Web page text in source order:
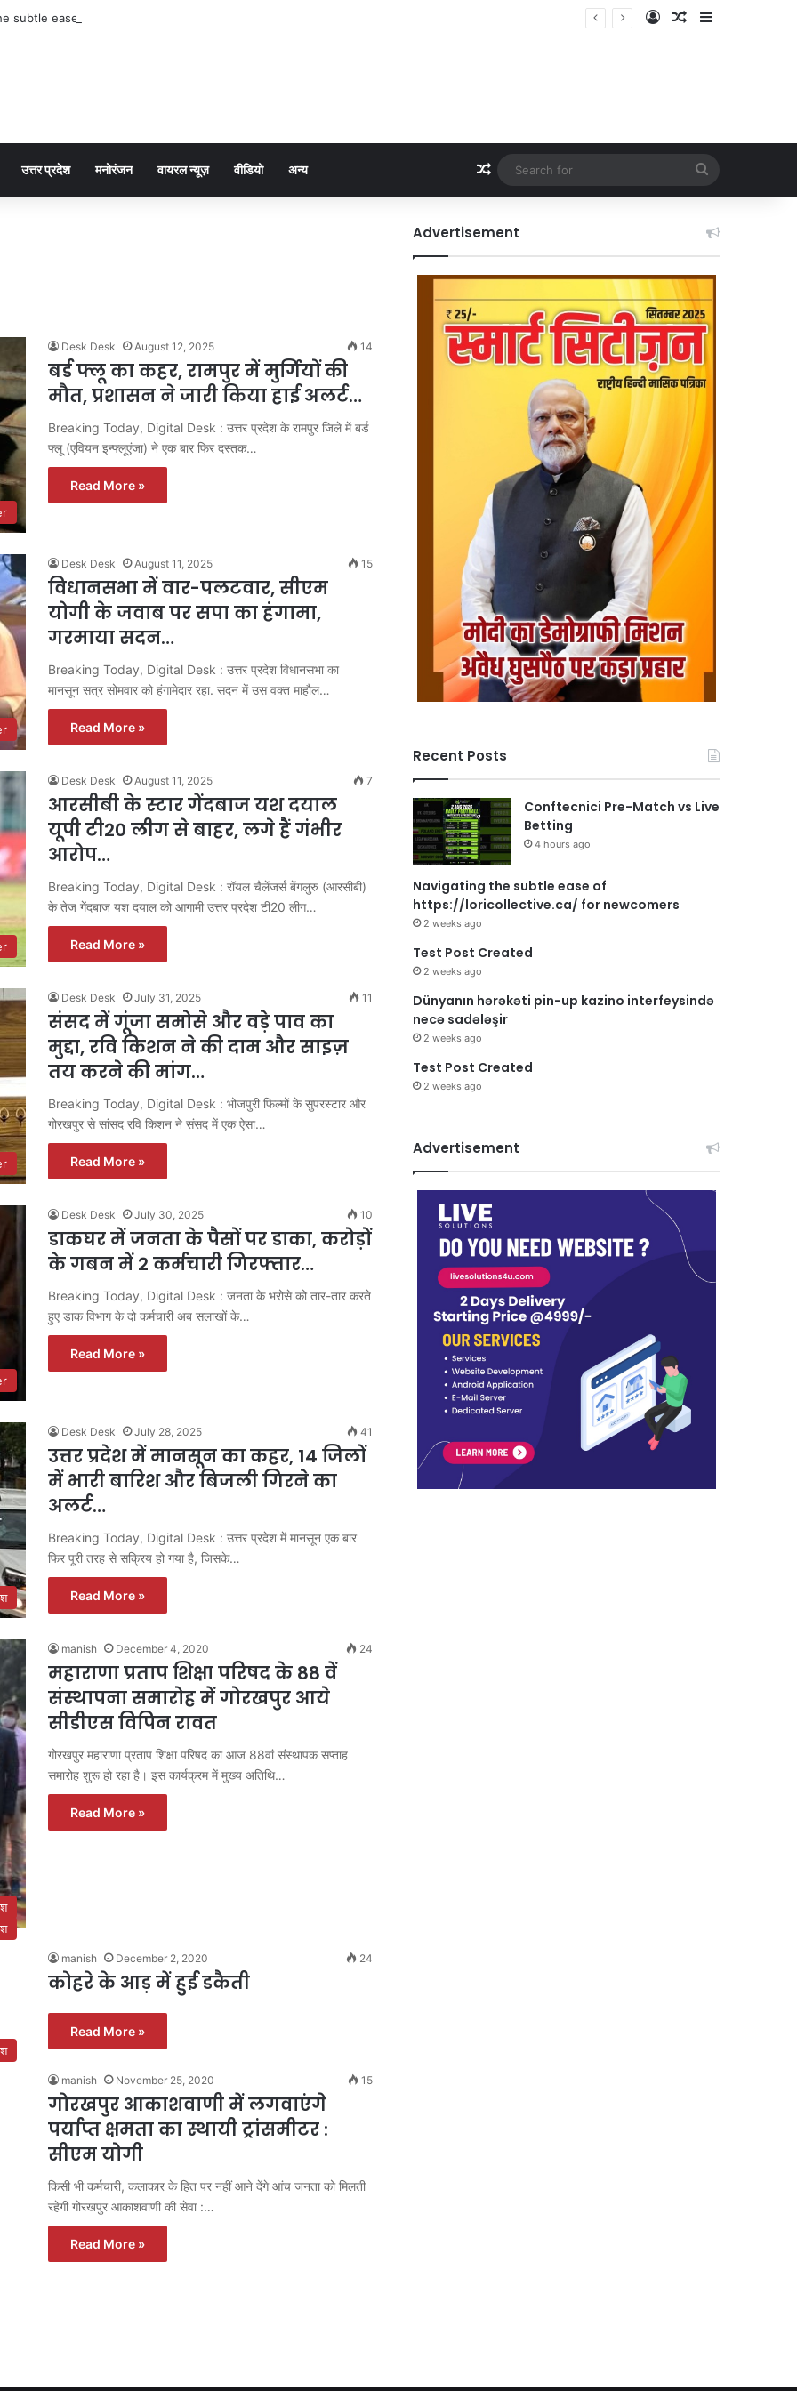
subtle ease of https://loricollective.ca/ for newcomers Log InRandom Article
Sidebar
उत्तर प्रदेश मनोरंजन वायरल न्यूज़ वीडियो अन्य Random Article
for
Desk Desk August 12, 2025 14
बर्ड फ्लू का कहर, रामपुर में मुर्गियों की
मौत, प्रशासन ने जारी किया हाई अलर्ट…
Breaking Today, Digital Desk : उत्तर प्रदेश के रामपुर जिले में बर्ड
फ्लू (एवियन इन्फ्लूएंजा) ने एक बार फिर दस्तक…
Read More »
Desk Desk August 11, 2025 15
विधानसभा में वार-पलटवार, सीएम
योगी के जवाब पर सपा का हंगामा,
गरमाया सदन…
Breaking Today, Digital Desk : उत्तर प्रदेश विधानसभा का
मानसून सत्र सोमवार को हंगामेदार रहा. सदन में उस वक्त माहौल…
Read More »
Desk Desk August 11, 2025 7
आरसीबी के स्टार गेंदबाज यश दयाल
यूपी टी20 लीग से बाहर, लगे हैं गंभीर
आरोप…
Breaking Today, Digital Desk : रॉयल चैलेंजर्स बेंगलुरु (आरसीबी)
के तेज गेंदबाज यश दयाल को आगामी उत्तर प्रदेश टी20 लीग…
Read More »
Desk Desk July 31, 2025 11
संसद में गूंजा समोसे और वड़े पाव का
मुद्दा, रवि किशन ने की दाम और साइज़
तय करने की मांग…
Breaking Today, Digital Desk : भोजपुरी फिल्मों के सुपरस्टार और
गोरखपुर से सांसद रवि किशन ने संसद में एक ऐसा…
Read More »
Desk Desk July 30, 2025 10
डाकघर में जनता के पैसों पर डाका, करोड़ों
के गबन में 2 कर्मचारी गिरफ्तार…
Breaking Today, Digital Desk : जनता के भरोसे को तार-तार करते
हुए डाक विभाग के दो कर्मचारी अब सलाखों के…
Read More »
Desk Desk July 28, 2025 41
उत्तर प्रदेश में मानसून का कहर, 14 जिलों
में भारी बारिश और बिजली गिरने का
अलर्ट…
Breaking Today, Digital Desk : उत्तर प्रदेश में मानसून एक बार
फिर पूरी तरह से सक्रिय हो गया है, जिसके…
Read More »
manish December 4, 2020 24
महाराणा प्रताप शिक्षा परिषद के 88 वें
संस्थापना समारोह में गोरखपुर आये
सीडीएस विपिन रावत
गोरखपुर महाराणा प्रताप शिक्षा परिषद का आज 88वां संस्थापक सप्ताह
समारोह शुरू हो रहा है। इस कार्यक्रम में मुख्य अतिथि…
Read More »
manish December 2, 2020 24
कोहरे के आड़ में हुई डकैती
Read More »
manish November 25, 2020 15
गोरखपुर आकाशवाणी में लगवाएंगे
पर्याप्त क्षमता का स्थायी ट्रांसमीटर :
सीएम योगी
किसी भी कर्मचारी, कलाकार के हित पर नहीं आने देंगे आंच जनता को मिलती
रहेगी गोरखपुर आकाशवाणी की सेवा :…
Read More »
Advertisement
Recent Posts
Conftecnici Pre-Match vs Live
Betting
4 hours ago
Navigating the subtle ease of
https://loricollective.ca/ for newcomers
2 weeks ago
Test Post Created
2 weeks ago
Dünyanın hərəkəti pin-up kazino interfeysində
necə sadələşir
2 weeks ago
Test Post Created
2 weeks ago
Advertisement